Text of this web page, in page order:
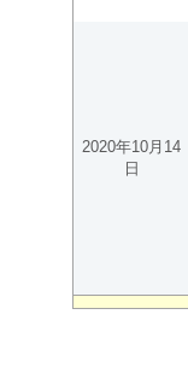
2020年10月14
日